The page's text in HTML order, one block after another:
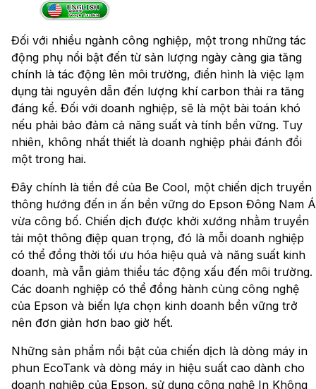
Đối với nhiều ngành công nghiệp, một trong những tác
động phụ nổi bật đến từ sản lượng ngày càng gia tăng
chính là tác động lên môi trường, điển hình là việc lạm
dụng tài nguyên dẫn đến lượng khí carbon thải ra tăng
đáng kể. Đối với doanh nghiệp, sẽ là một bài toán khó
nếu phải bảo đảm cả năng suất và tính bền vững. Tuy
nhiên, không nhất thiết là doanh nghiệp phải đánh đổi
một trong hai.
Đây chính là tiền đề của Be Cool, một chiến dịch truyền
thông hướng đến in ấn bền vững do Epson Đông Nam Á
vừa công bố. Chiến dịch được khởi xướng nhằm truyền
tải một thông điệp quan trọng, đó là mỗi doanh nghiệp
có thể đồng thời tối ưu hóa hiệu quả và năng suất kinh
doanh, mà vẫn giảm thiểu tác động xấu đến môi trường.
Các doanh nghiệp có thể đồng hành cùng công nghệ
của Epson và biến lựa chọn kinh doanh bền vững trở
nên đơn giản hơn bao giờ hết.
Những sản phẩm nổi bật của chiến dịch là dòng máy in
phun EcoTank và dòng máy in hiệu suất cao dành cho
doanh nghiệp của Epson, sử dụng công nghệ In Không